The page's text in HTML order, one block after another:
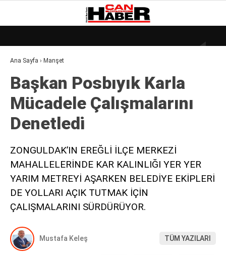
23.7°
GALERİ
DÜNYA
EKONOMI
GÜNDEM
MAGAZIN
SAĞLIK
POLITIKA
DIĞER
Ana Sayfa › Manşet
Başkan Posbıyık Karla
Mücadele Çalışmalarını
Denetledi̇
ZONGULDAK’IN EREĞLİ İLÇE MERKEZİ
MAHALLELERİNDE KAR KALINLIĞI YER YER
YARIM METREYİ AŞARKEN BELEDİYE EKİPLERİ
DE YOLLARI AÇIK TUTMAK İÇİN
ÇALIŞMALARINI SÜRDÜRÜYOR.
Mustafa Keleş TÜM YAZILARI